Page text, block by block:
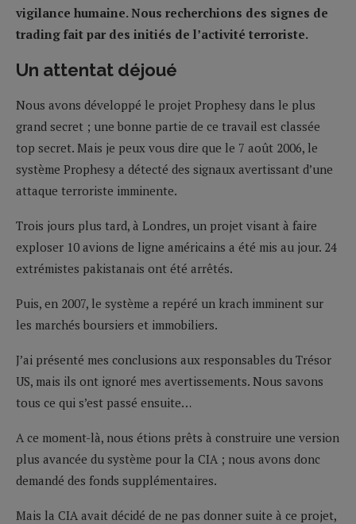
vigilance humaine. Nous recherchions des signes de
trading fait par des initiés de l’activité terroriste.
Un attentat déjoué
Nous avons développé le projet Prophesy dans le plus
grand secret ; une bonne partie de ce travail est classée
top secret. Mais je peux vous dire que le 7 août 2006, le
système Prophesy a détecté des signaux avertissant d’une
attaque terroriste imminente.
Trois jours plus tard, à Londres, un projet visant à faire
exploser 10 avions de ligne américains a été mis au jour. 24
extrémistes pakistanais ont été arrêtés.
Puis, en 2007, le système a repéré un krach imminent sur
les marchés boursiers et immobiliers.
J’ai présenté mes conclusions aux responsables du Trésor
US, mais ils ont ignoré mes avertissements. Nous savons
tous ce qui s’est passé ensuite…
A ce moment-là, nous étions prêts à construire une version
plus avancée du système pour la CIA ; nous avons donc
demandé des fonds supplémentaires.
Mais la CIA avait décidé de ne pas donner suite à ce projet,